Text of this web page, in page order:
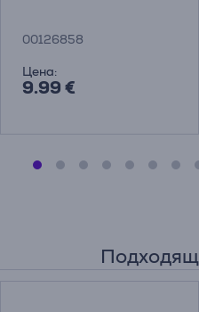
00126858
Цена:
9.99 €